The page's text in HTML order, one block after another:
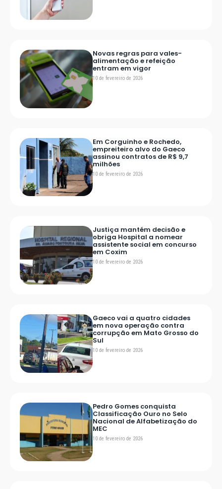
Novas regras para vales-
alimentação e refeição
entram em vigor
10 de fevereiro de 2026
Em Corguinho e Rochedo,
empreiteiro alvo do Gaeco
assinou contratos de R$ 9,7
milhões
10 de fevereiro de 2026
Justiça mantém decisão e
obriga Hospital a nomear
assistente social em concurso
em Coxim
10 de fevereiro de 2026
Gaeco vai a quatro cidades
em nova operação contra
corrupção em Mato Grosso do
Sul
10 de fevereiro de 2026
Pedro Gomes conquista
Classificação Ouro no Selo
Nacional de Alfabetização do
MEC
10 de fevereiro de 2026